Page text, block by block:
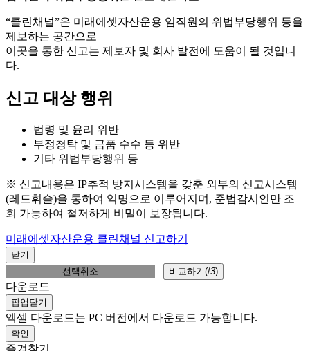
“클린채널”은 미래에셋자산운용 임직원의 위법부당행위 등을
제보하는 공간으로
이곳을 통한 신고는 제보자 및 회사 발전에 도움이 될 것입니
다.
신고 대상 행위
법령 및 윤리 위반
부정청탁 및 금품 수수 등 위반
기타 위법부당행위 등
※ 신고내용은 IP추적 방지시스템을 갖춘 외부의 신고시스템
(레드휘슬)을 통하여 익명으로 이루어지며, 준법감시인만 조
회 가능하여 철저하게 비밀이 보장됩니다.
미래에셋자산운용 클린채널 신고하기
닫기
선택취소
비교하기(/3)
다운로드
팝업닫기
엑셀 다운로드는 PC 버전에서 다운로드 가능합니다.
확인